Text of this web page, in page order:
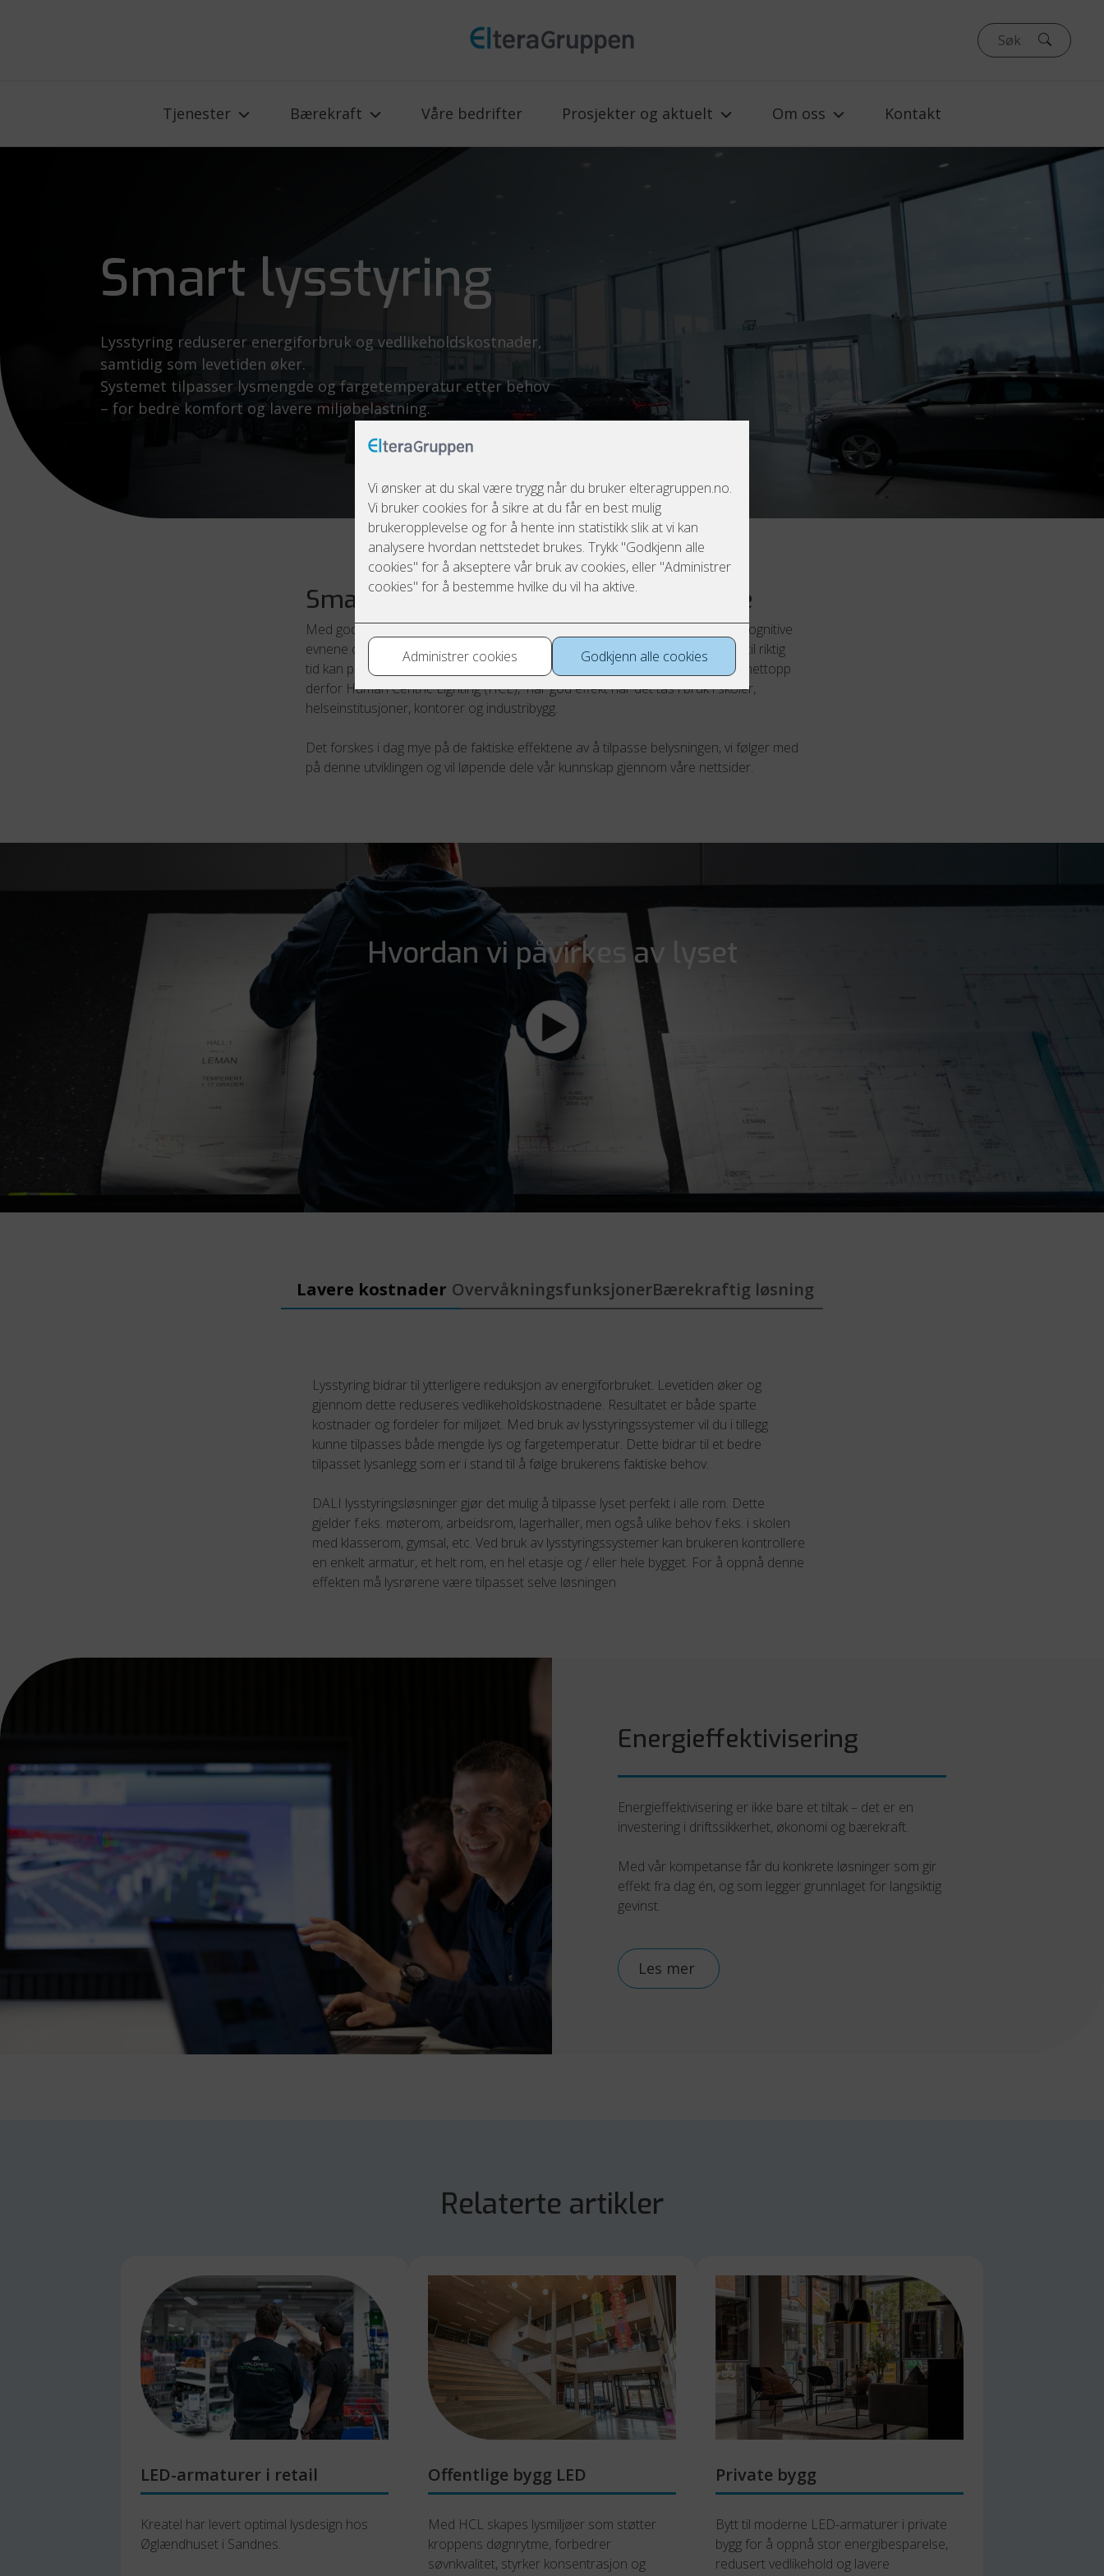
Tjenester Bærekraft Våre bedrifter Prosjekter og aktuelt Om oss Kontakt
Smart lysstyring
Lysstyring reduserer energiforbruk og vedlikeholdskostnader,
samtidig som levetiden øker.
Systemet tilpasser lysmengde og fargetemperatur etter behov
– for bedre komfort og lavere miljøbelastning.
Smart lysstyring gjør hverdagen bedre
Med god og riktig belysning kan vi skape en gunstig døgnrytme, forbedre de kognitive
evnene og øke følelsen av velvære for de som trenger belysningen. Riktig lys til riktig
tid kan påvirke alt fra søvnen vår til hvordan vi føler oss og presterer. Det er nettopp
derfor Human Centric Lighting (HCL), har god effekt når det tas i bruk i skoler,
helseinstitusjoner, kontorer og industribygg.
Det forskes i dag mye på de faktiske effektene av å tilpasse belysningen, vi følger med
på denne utviklingen og vil løpende dele vår kunnskap gjennom våre nettsider.
Hvordan vi påvirkes av lyset
Lavere kostnader OvervåkningsfunksjonerBærekraftig løsning
Lysstyring bidrar til ytterligere reduksjon av energiforbruket. Levetiden øker og
gjennom dette reduseres vedlikeholdskostnadene. Resultatet er både sparte
kostnader og fordeler for miljøet. Med bruk av lysstyringssystemer vil du i tillegg
kunne tilpasses både mengde lys og fargetemperatur. Dette bidrar til et bedre
tilpasset lysanlegg som er i stand til å følge brukerens faktiske behov.
DALI lysstyringsløsninger gjør det mulig å tilpasse lyset perfekt i alle rom. Dette
gjelder f.eks. møterom, arbeidsrom, lagerhaller, men også ulike behov f.eks. i skolen
med klasserom, gymsal, etc. Ved bruk av lysstyringssystemer kan brukeren kontrollere
en enkelt armatur, et helt rom, en hel etasje og / eller hele bygget. For å oppnå denne
effekten må lysrørene være tilpasset selve løsningen
Energieffektivisering
Energieffektivisering er ikke bare et tiltak – det er en
investering i driftssikkerhet, økonomi og bærekraft.
Med vår kompetanse får du konkrete løsninger som gir
effekt fra dag én, og som legger grunnlaget for langsiktig
gevinst.
Les mer
Relaterte artikler
LED-armaturer i retail
Kreatel har levert optimal lysdesign hos
Øglændhuset i Sandnes.
Offentlige bygg LED
Med HCL skapes lysmiljøer som støtter
kroppens døgnrytme, forbedrer
søvnkvalitet, styrker konsentrasjon og
Private bygg
Bytt til moderne LED-armaturer i private
bygg for å oppnå stor energibesparelse,
redusert vedlikehold og lavere